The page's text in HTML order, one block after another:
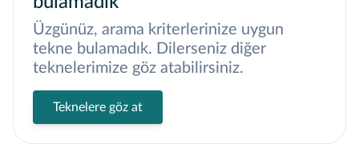
Üzgünüz, arama kriterlerinize uygun
tekne bulamadık. Dilerseniz diğer
teknelerimize göz atabilirsiniz.
Teknelere göz at